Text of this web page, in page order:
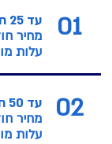
עד 25 חתימות לחודש:
מחיר
עלות
01
עד 50 חתימות לחודש:
מחיר
עלות
02